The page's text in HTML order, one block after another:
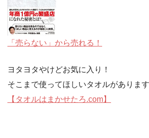
「売らない」から売れる！
ヨタヨタやけどお気に入り！
そこまで使ってほしいタオルがあります
【タオルはまかせたろ.com】